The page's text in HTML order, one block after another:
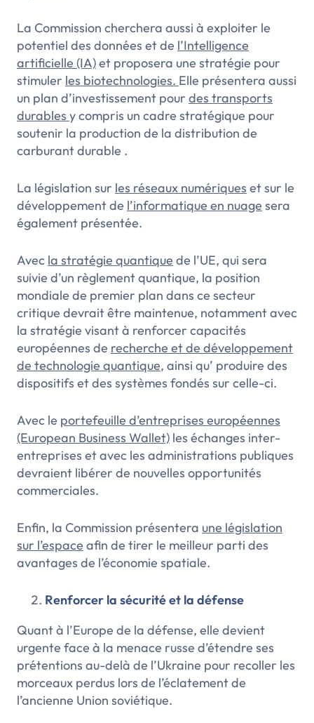
La Commission cherchera aussi à exploiter le
potentiel des données et de l’Intelligence
artificielle (IA)et proposera une stratégie pour
stimuler les biotechnologies. Elle présentera aussi
un plan d’investissement pour des transports
durables y compris un cadre stratégique pour
soutenir la production de la distribution de
carburant durable .
La législation sur les réseaux numériques et sur le
développement de l’informatique en nuage sera
également présentée.
Avec la stratégie quantique de l’UE, qui sera
suivie d’un règlement quantique, la position
mondiale de premier plan dans ce secteur
critique devrait être maintenue, notamment avec
la stratégie visant à renforcer capacités
européennes de recherche et de développement
de technologie quantique, ainsi qu’ produire des
dispositifs et des systèmes fondés sur celle-ci.
Avec le portefeuille d’entreprises européennes
(European Business Wallet) les échanges inter-
entreprises et avec les administrations publiques
devraient libérer de nouvelles opportunités
commerciales.
Enfin, la Commission présentera une législation
sur l’espace afin de tirer le meilleur parti des
avantages de l’économie spatiale.
Renforcer la sécurité et la défense
Quant à l’Europe de la défense, elle devient
urgente face à la menace russe d’étendre ses
prétentions au-delà de l’Ukraine pour recoller les
morceaux perdus lors de l’éclatement de
l’ancienne Union soviétique.